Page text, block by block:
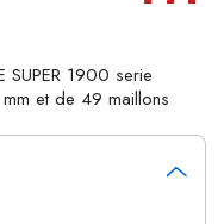
SUPER 1900 serie
et de 49 maillons